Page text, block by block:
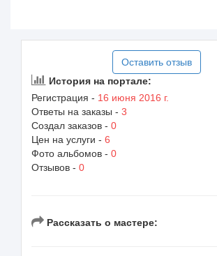
Оставить отзыв
История на портале:
Регистрация - 16 июня 2016 г.
Ответы на заказы - 3
Создал заказов - 0
Цен на услуги - 6
Фото альбомов - 0
Отзывов - 0
Рассказать о мастере: